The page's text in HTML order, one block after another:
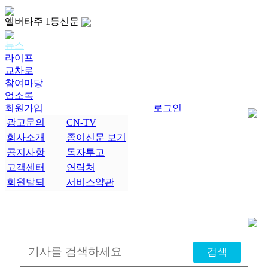
앨버타주 1등신문
뉴스
라이프
교차로
참여마당
업소록
회원가입
로그인
광고문의
CN-TV
회사소개
종이신문 보기
공지사항
독자투고
고객센터
연락처
회원탈퇴
서비스약관